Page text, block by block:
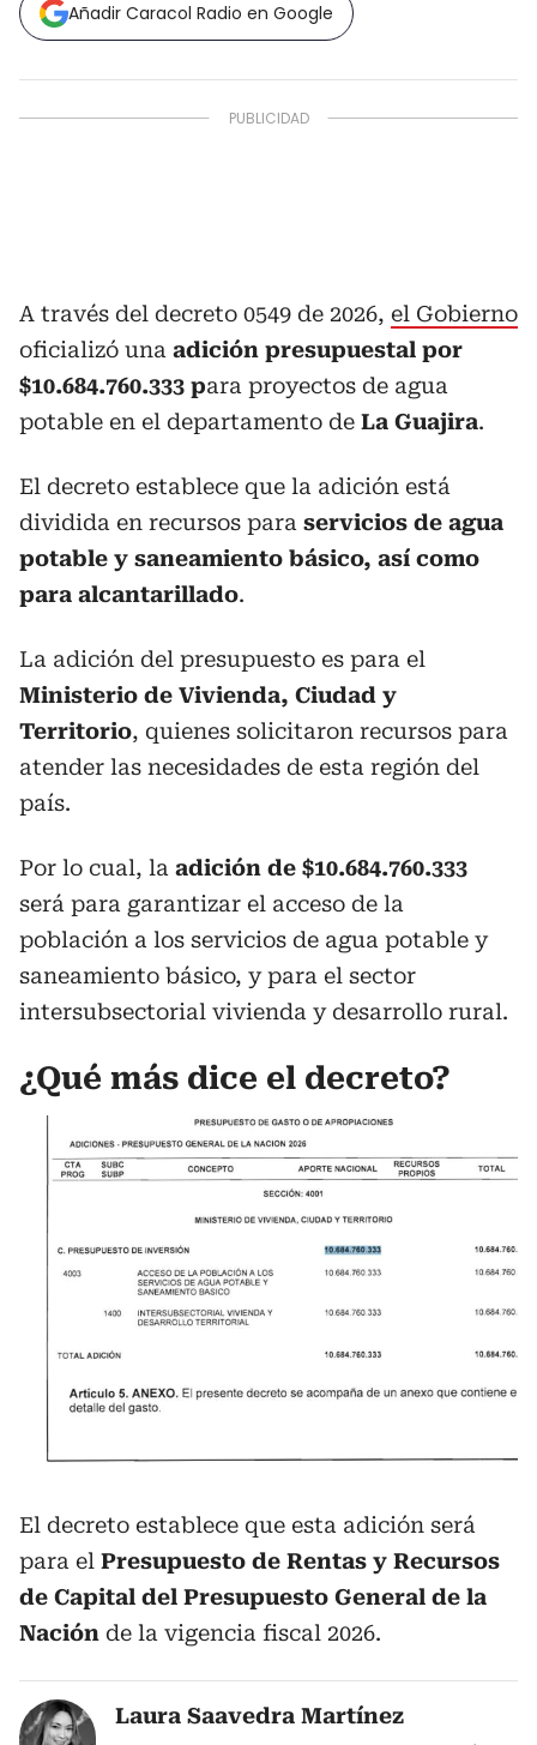
Añadir Caracol Radio en Google
A través del decreto 0549 de 2026, el Gobierno
oficializó una adición presupuestal por
$10.684.760.333 para proyectos de agua
potable en el departamento de La Guajira.
El decreto establece que la adición está
dividida en recursos para servicios de agua
potable y saneamiento básico, así como
para alcantarillado.
La adición del presupuesto es para el
Ministerio de Vivienda, Ciudad y
Territorio, quienes solicitaron recursos para
atender las necesidades de esta región del
país.
Por lo cual, la adición de $10.684.760.333
será para garantizar el acceso de la
población a los servicios de agua potable y
saneamiento básico, y para el sector
intersubsectorial vivienda y desarrollo rural.
¿Qué más dice el decreto?
El decreto establece que esta adición será
para el Presupuesto de Rentas y Recursos
de Capital del Presupuesto General de la
Nación de la vigencia fiscal 2026.
Laura Saavedra Martínez